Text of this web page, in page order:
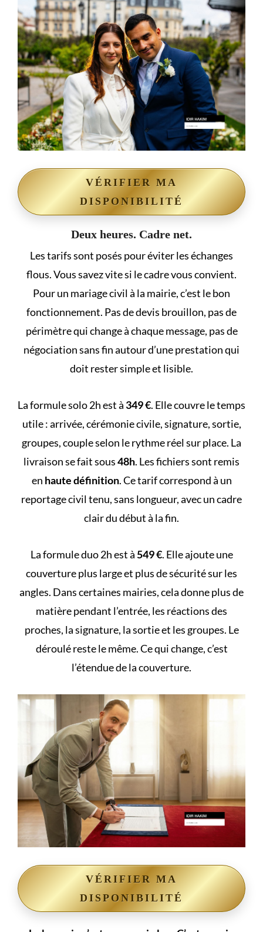
VÉRIFIER MA
DISPONIBILITÉ
Deux heures. Cadre net.
Les tarifs sont posés pour éviter les échanges
flous. Vous savez vite si le cadre vous convient.
Pour un mariage civil à la mairie, c’est le bon
fonctionnement. Pas de devis brouillon, pas de
périmètre qui change à chaque message, pas de
négociation sans fin autour d’une prestation qui
doit rester simple et lisible.
La formule solo 2h est à 349 €. Elle couvre le temps
utile : arrivée, cérémonie civile, signature, sortie,
groupes, couple selon le rythme réel sur place. La
livraison se fait sous48h. Les fichiers sont remis
en haute définition. Ce tarif correspond à un
reportage civil tenu, sans longueur, avec un cadre
clair du début à la fin.
La formule duo 2h est à549 €. Elle ajoute une
couverture plus large et plus de sécurité sur les
angles. Dans certaines mairies, cela donne plus de
matière pendant l’entrée, les réactions des
proches, la signature, la sortie et les groupes. Le
déroulé reste le même. Ce qui change, c’est
l’étendue de la couverture.
VÉRIFIER MA
DISPONIBILITÉ